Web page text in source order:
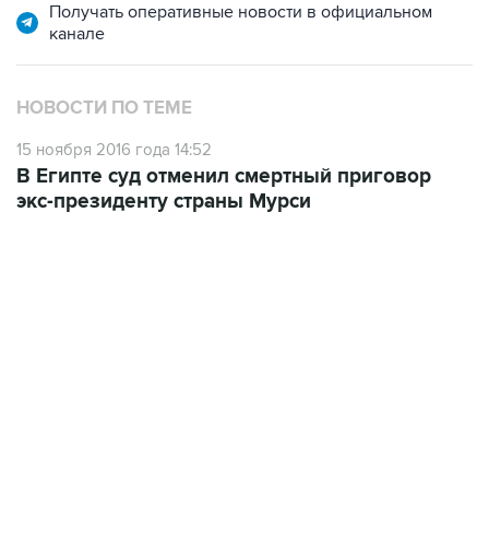
Получать оперативные новости в официальном
канале
НОВОСТИ ПО ТЕМЕ
15 ноября 2016 года 14:52
В Египте суд отменил смертный приговор
экс-президенту страны Мурси